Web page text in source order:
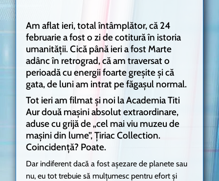
Am aflat ieri, total întâmplător, că 24
februarie a fost o zi de cotitură în istoria
umanității. Cică până ieri a fost Marte
adânc în retrograd, că am traversat o
perioadă cu energii foarte greșite și că
gata, de luni am intrat pe făgașul normal.
Tot ieri am filmat și noi la Academia Titi
Aur două mașini absolut extraordinare,
aduse cu grijă de „cel mai viu muzeu de
mașini din lume”, Țiriac Collection.
Coincidență? Poate.
Dar indiferent dacă a fost așezare de planete sau
nu, eu tot trebuie să mulțumesc pentru efort și